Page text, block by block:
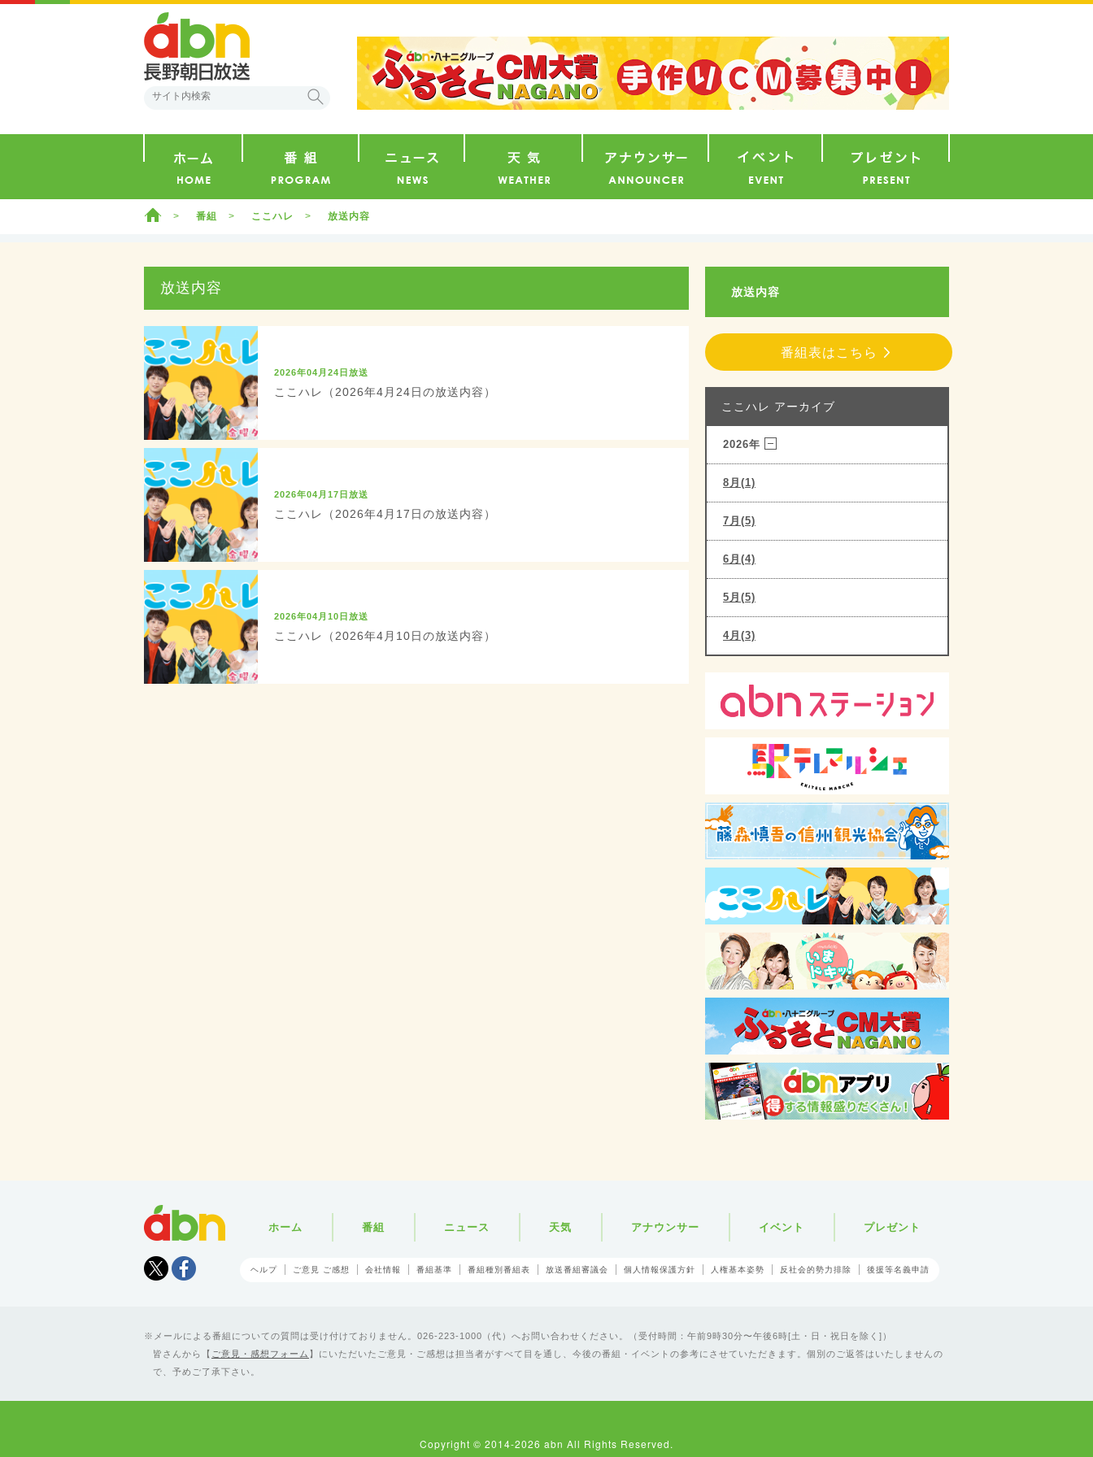
ホーム 番組 ここハレ 放送内容
放送内容
2026年04月24日放送
ここハレ（2026年4月24日の放送内容）
2026年04月17日放送
ここハレ（2026年4月17日の放送内容）
2026年04月10日放送
ここハレ（2026年4月10日の放送内容）
放送内容
番組表はこちら
ここハレ アーカイブ
2026年
8月(1)
7月(5)
6月(4)
5月(5)
4月(3)
Tweet
ホーム 番組 ニュース 天気 アナウンサー イベント プレゼント
ヘルプ ご意見 ご感想 会社情報 番組基準 番組種別番組表 放送番組審議会 個人情報保護方針 人権基本姿勢 反社会的勢力排除 後援等名義申請
メールによる番組についての質問は受け付けておりません。026-223-1000（代）へお問い合わせください。（受付時間：午前9時30分〜午後6時[土・日・祝日を除く]）
皆さんから【 ご意見・感想フォーム 】にいただいたご意見・ご感想は担当者がすべて目を通し、今後の番組・イベントの参考にさせていただきます。個別のご返答はいたしませんの
で、予めご了承下さい。
Copyright © 2014-2026 abn All Rights Reserved.